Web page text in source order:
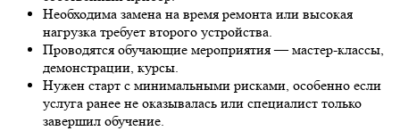
Необходима замена на время ремонта или высокая
нагрузка требует второго устройства.
Проводятся обучающие мероприятия — мастер-классы,
демонстрации, курсы.
Нужен старт с минимальными рисками, особенно если
услуга ранее не оказывалась или специалист только
завершил обучение.